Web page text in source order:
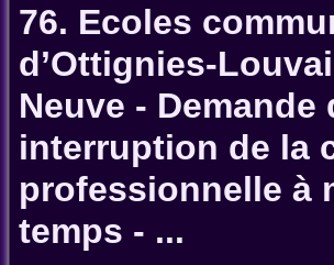
76. Ecoles
d’Ottignies-
Neuve - Demande
interruption de la
professionnelle à
temps - ...